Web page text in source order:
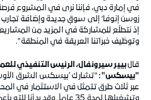
في إمارة دبي، فإننا نرى في المشروع
زوسن إنوفا‘ إلى سوقٍ جديدة وإضافة
إذ نتطلّع للمشاركة في المزيد من
وتوظيف خبراتنا العريقة في المنطقة".
قالبيير سيرونفال، الرئيس التنفيذي
"بيسكس":"تشارك ’بيسكس الشرق
عبر ثلاث طرق تتمثل في الاستثمار في